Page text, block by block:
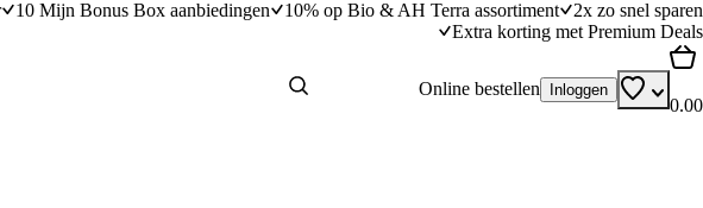
10 Mijn Bonus Box aanbiedingen 10% op Bio & AH Terra assortiment
2x zo snel sparen
Extra korting met Premium Deals
Online bestellen Inloggen
0.00